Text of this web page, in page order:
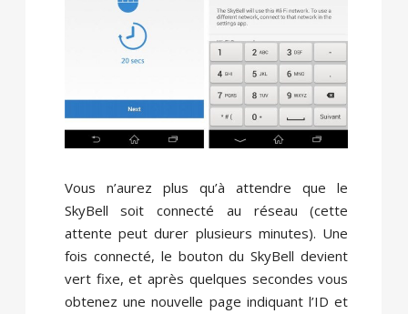
Vous n’aurez plus qu’à attendre que le
SkyBell soit connecté au réseau (cette
attente peut durer plusieurs minutes). Une
fois connecté, le bouton du SkyBell devient
vert fixe, et après quelques secondes vous
obtenez une nouvelle page indiquant l’ID et